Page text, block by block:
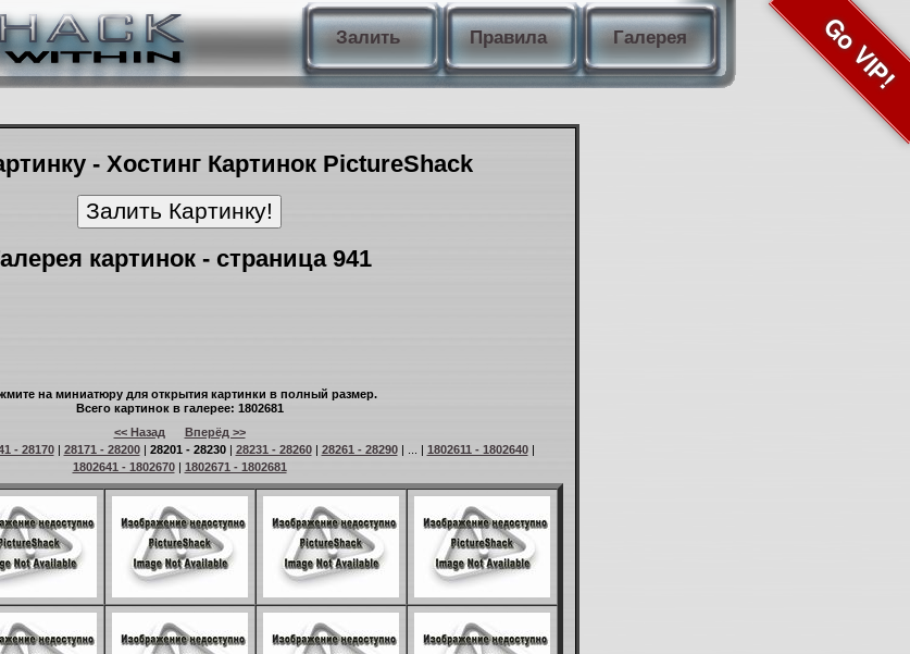
Залить Правила Галерея Go VIP!
- Хостинг Картинок PictureShack
картинок - страница 941
на миниатюру для открытия картинки в полный размер.
Всего картинок в галерее: 1802681
<< Назад
Вперёд >>
- 28170| 28171 - 28200| 28201 - 28230| 28231 - 28260| 28261 - 28290| ... | 1802611 - 1802640|
1802641 - 1802670| 1802671 - 1802681